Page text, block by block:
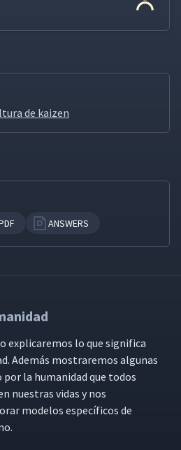
de kaizen
ANSWERS
expli­care­mos lo que sig­nifi­ca
Además mostraremos algu­nas
la humanidad que todos
nues­tras vidas y nos
mod­e­los especí­fi­cos de